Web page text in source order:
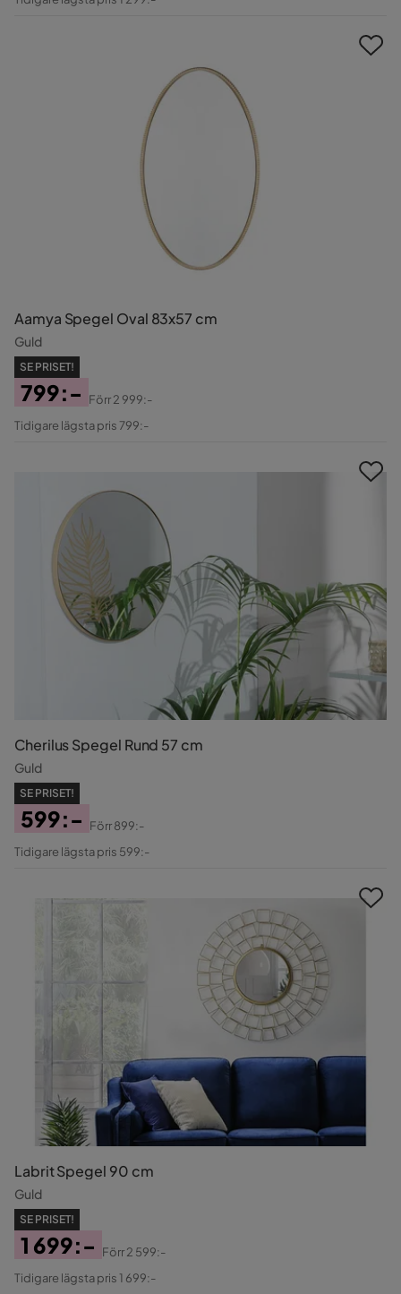
Aamya Spegel Oval 83x57 cm
Guld
SE PRISET!
Pris
799:-
Original
Förr2 999:-
Tidigare lägsta pris 799:-
Cherilus Spegel Rund 57 cm
Guld
SE PRISET!
Pris
599:-
Original
Förr899:-
Tidigare lägsta pris 599:-
Labrit Spegel 90 cm
Guld
SE PRISET!
Pris
1 699:-
Original
Förr2 599:-
Tidigare lägsta pris 1 699:-